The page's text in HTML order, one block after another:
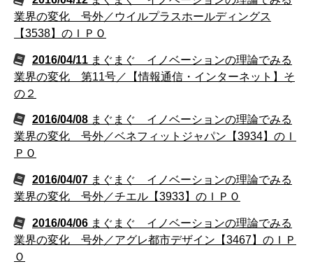
業界の変化 号外／ウイルプラスホールディングス
【3538】のＩＰＯ
2016/04/11 まぐまぐ イノベーションの理論でみる
業界の変化 第11号／【情報通信・インターネット】そ
の２
2016/04/08 まぐまぐ イノベーションの理論でみる
業界の変化 号外／ベネフィットジャパン【3934】のＩ
ＰＯ
2016/04/07 まぐまぐ イノベーションの理論でみる
業界の変化 号外／チエル【3933】のＩＰＯ
2016/04/06 まぐまぐ イノベーションの理論でみる
業界の変化 号外／アグレ都市デザイン【3467】のＩＰ
Ｏ